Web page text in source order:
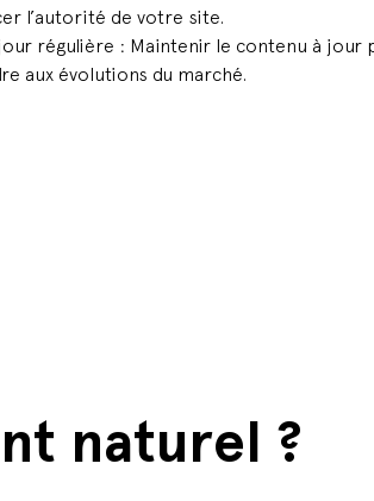
l’autorité de votre site.
régulière : Maintenir le contenu à
aux évolutions du marché.
naturel ?